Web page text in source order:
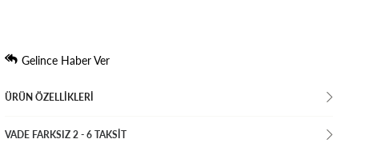
Gelince Haber Ver
ÜRÜN ÖZELLIKLERI
VADE FARKSIZ 2 - 6 TAKSIT